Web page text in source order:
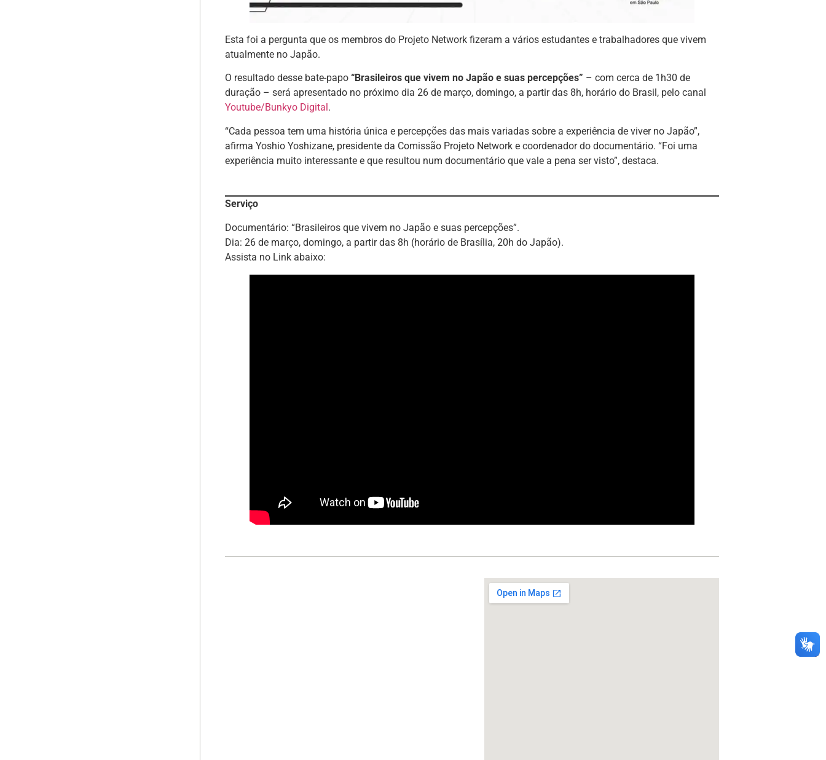
Esta foi a pergunta que os membros do Projeto Network fizeram a vários estudantes e trabalhadores que vivem
atualmente no Japão.
O resultado desse bate-papo“Brasileiros que vivem no Japão e suas percepções” – com cerca de 1h30 de
duração – será apresentado no próximo dia 26 de março, domingo, a partir das 8h, horário do Brasil, pelo canal
Youtube/Bunkyo Digital .
“Cada pessoa tem uma história única e percepções das mais variadas sobre a experiência de viver no Japão”,
afirma Yoshio Yoshizane, presidente da Comissão Projeto Network e coordenador do documentário. “Foi uma
experiência muito interessante e que resultou num documentário que vale a pena ser visto”, destaca.
Serviço
Documentário: “Brasileiros que vivem no Japão e suas percepções”.
Dia: 26 de março, domingo, a partir das 8h (horário de Brasília, 20h do Japão).
Assista no Link abaixo: